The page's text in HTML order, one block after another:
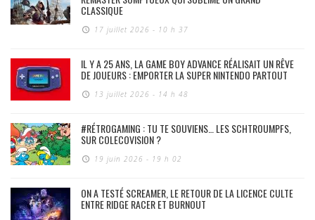
CLASSIQUE
17 juillet 2026 - 10 h 37
IL Y A 25 ANS, LA GAME BOY ADVANCE RÉALISAIT UN RÊVE
DE JOUEURS : EMPORTER LA SUPER NINTENDO PARTOUT
13 juillet 2026 - 14 h 48
#RÉTROGAMING : TU TE SOUVIENS… LES SCHTROUMPFS,
SUR COLECOVISION ?
19 juin 2026 - 19 h 02
ON A TESTÉ SCREAMER, LE RETOUR DE LA LICENCE CULTE
ENTRE RIDGE RACER ET BURNOUT